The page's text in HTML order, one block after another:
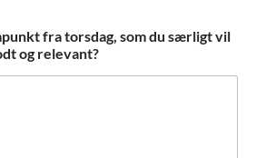
fra torsdag, som du særligt vil
og relevant?